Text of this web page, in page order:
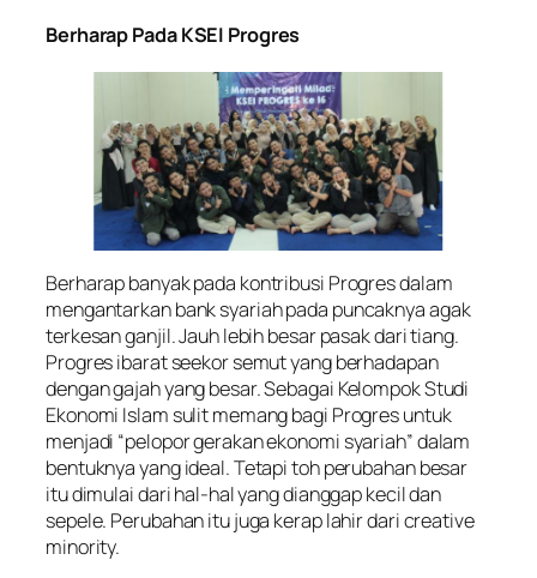
Berharap Pada KSEI Progres
Berharap banyak pada kontribusi Progres dalam
mengantarkan bank syariah pada puncaknya agak
terkesan ganjil. Jauh lebih besar pasak dari tiang.
Progres ibarat seekor semut yang berhadapan
dengan gajah yang besar. Sebagai Kelompok Studi
Ekonomi Islam sulit memang bagi Progres untuk
menjadi “pelopor gerakan ekonomi syariah” dalam
bentuknya yang ideal. Tetapi toh perubahan besar
itu dimulai dari hal-hal yang dianggap kecil dan
sepele. Perubahan itu juga kerap lahir dari creative
minority.